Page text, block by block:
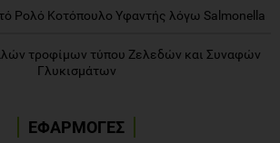
Ρολό Κοτόπουλο Υφαντής λόγω Salmonella
τροφίμων τύπου Ζελεδών και Συναφών
Γλυκισμάτων
ΕΦΑΡΜΟΓΕΣ